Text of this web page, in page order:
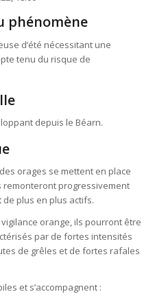
phénomène
d’été nécessitant une
tenu du risque de
depuis le Béarn.
orages se mettent en place
remonteront progressivement
plus en plus actifs.
orange, ils pourront être
par de fortes intensités
de grêles et de fortes rafales
et s’accompagnent :